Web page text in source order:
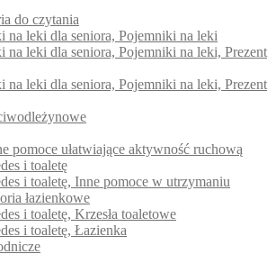
do czytania
na leki dla seniora, Pojemniki na leki
na leki dla seniora, Pojemniki na leki, Prezent
na leki dla seniora, Pojemniki na leki, Prezent
pomoce ułatwiające aktywność ruchową
i toaletę
i toaletę, Inne pomoce w utrzymaniu
łazienkowe
i toaletę, Krzesła toaletowe
i toaletę, Łazienka